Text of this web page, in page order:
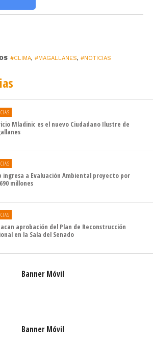
#CLIMA, #MAGALLANES, #NOTICIAS
Mladinic es el nuevo Ciudadano Ilustre de
ingresa a Evaluación Ambiental proyecto por
millones
aprobación del Plan de Reconstrucción
en la Sala del Senado